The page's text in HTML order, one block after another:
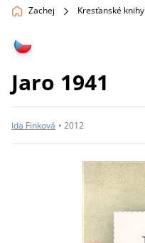
Zachej Kresťanské knihy
Jaro 1941
Ida Finková • 2012